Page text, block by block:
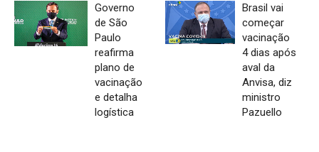
Governo
de São
Paulo
reafirma
plano de
vacinação
e detalha
logística
Brasil vai
começar
vacinação
4 dias após
aval da
Anvisa, diz
ministro
Pazuello